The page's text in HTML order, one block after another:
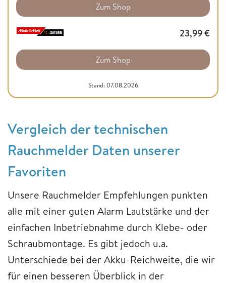
Zum Shop
23,99€
Zum Shop
Stand: 07.08.2026
Vergleich der technischen
Rauchmelder Daten unserer
Favoriten
Unsere Rauchmelder Empfehlungen punkten
alle mit einer guten Alarm Lautstärke und der
einfachen Inbetriebnahme durch Klebe- oder
Schraubmontage. Es gibt jedoch u.a.
Unterschiede bei der Akku-Reichweite, die wir
für einen besseren Überblick in der